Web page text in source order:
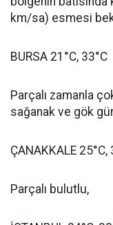
km/sa) esmesi
BURSA 21°C, 33°C
Parçalı zamanla
sağanak ve gök
ÇANAKKALE 25°C,
Parçalı bulutlu,